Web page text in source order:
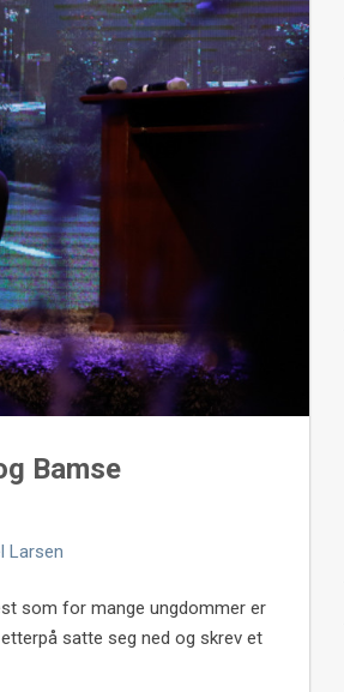
Bamse
Larsen
som for mange ungdommer er
satte seg ned og skrev et